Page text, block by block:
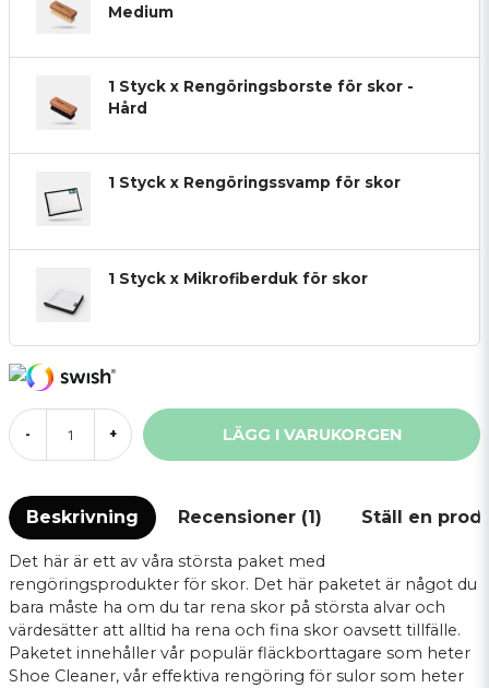
Medium
1 Styck x Rengöringsborste för skor -
Hård
1 Styck x Rengöringssvamp för skor
1 Styck x Mikrofiberduk för skor
- + LÄGG I VARUKORGEN
Beskrivning Recensioner (1) Ställ en
Det här är ett av våra största paket med
rengöringsprodukter för skor. Det här paketet är något du
bara måste ha om du tar rena skor på största alvar och
värdesätter att alltid ha rena och fina skor oavsett tillfälle.
Paketet innehåller vår populär fläckborttagare som heter
Shoe Cleaner, vår effektiva rengöring för sulor som heter